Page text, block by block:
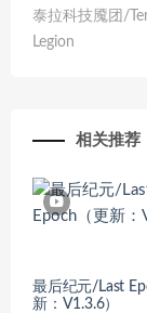
泰拉科技魇团/
Legion
相关推荐
最后纪元/Last
新：V1.3.6）